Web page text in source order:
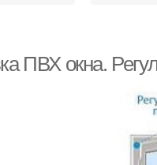
ПВХ окна.